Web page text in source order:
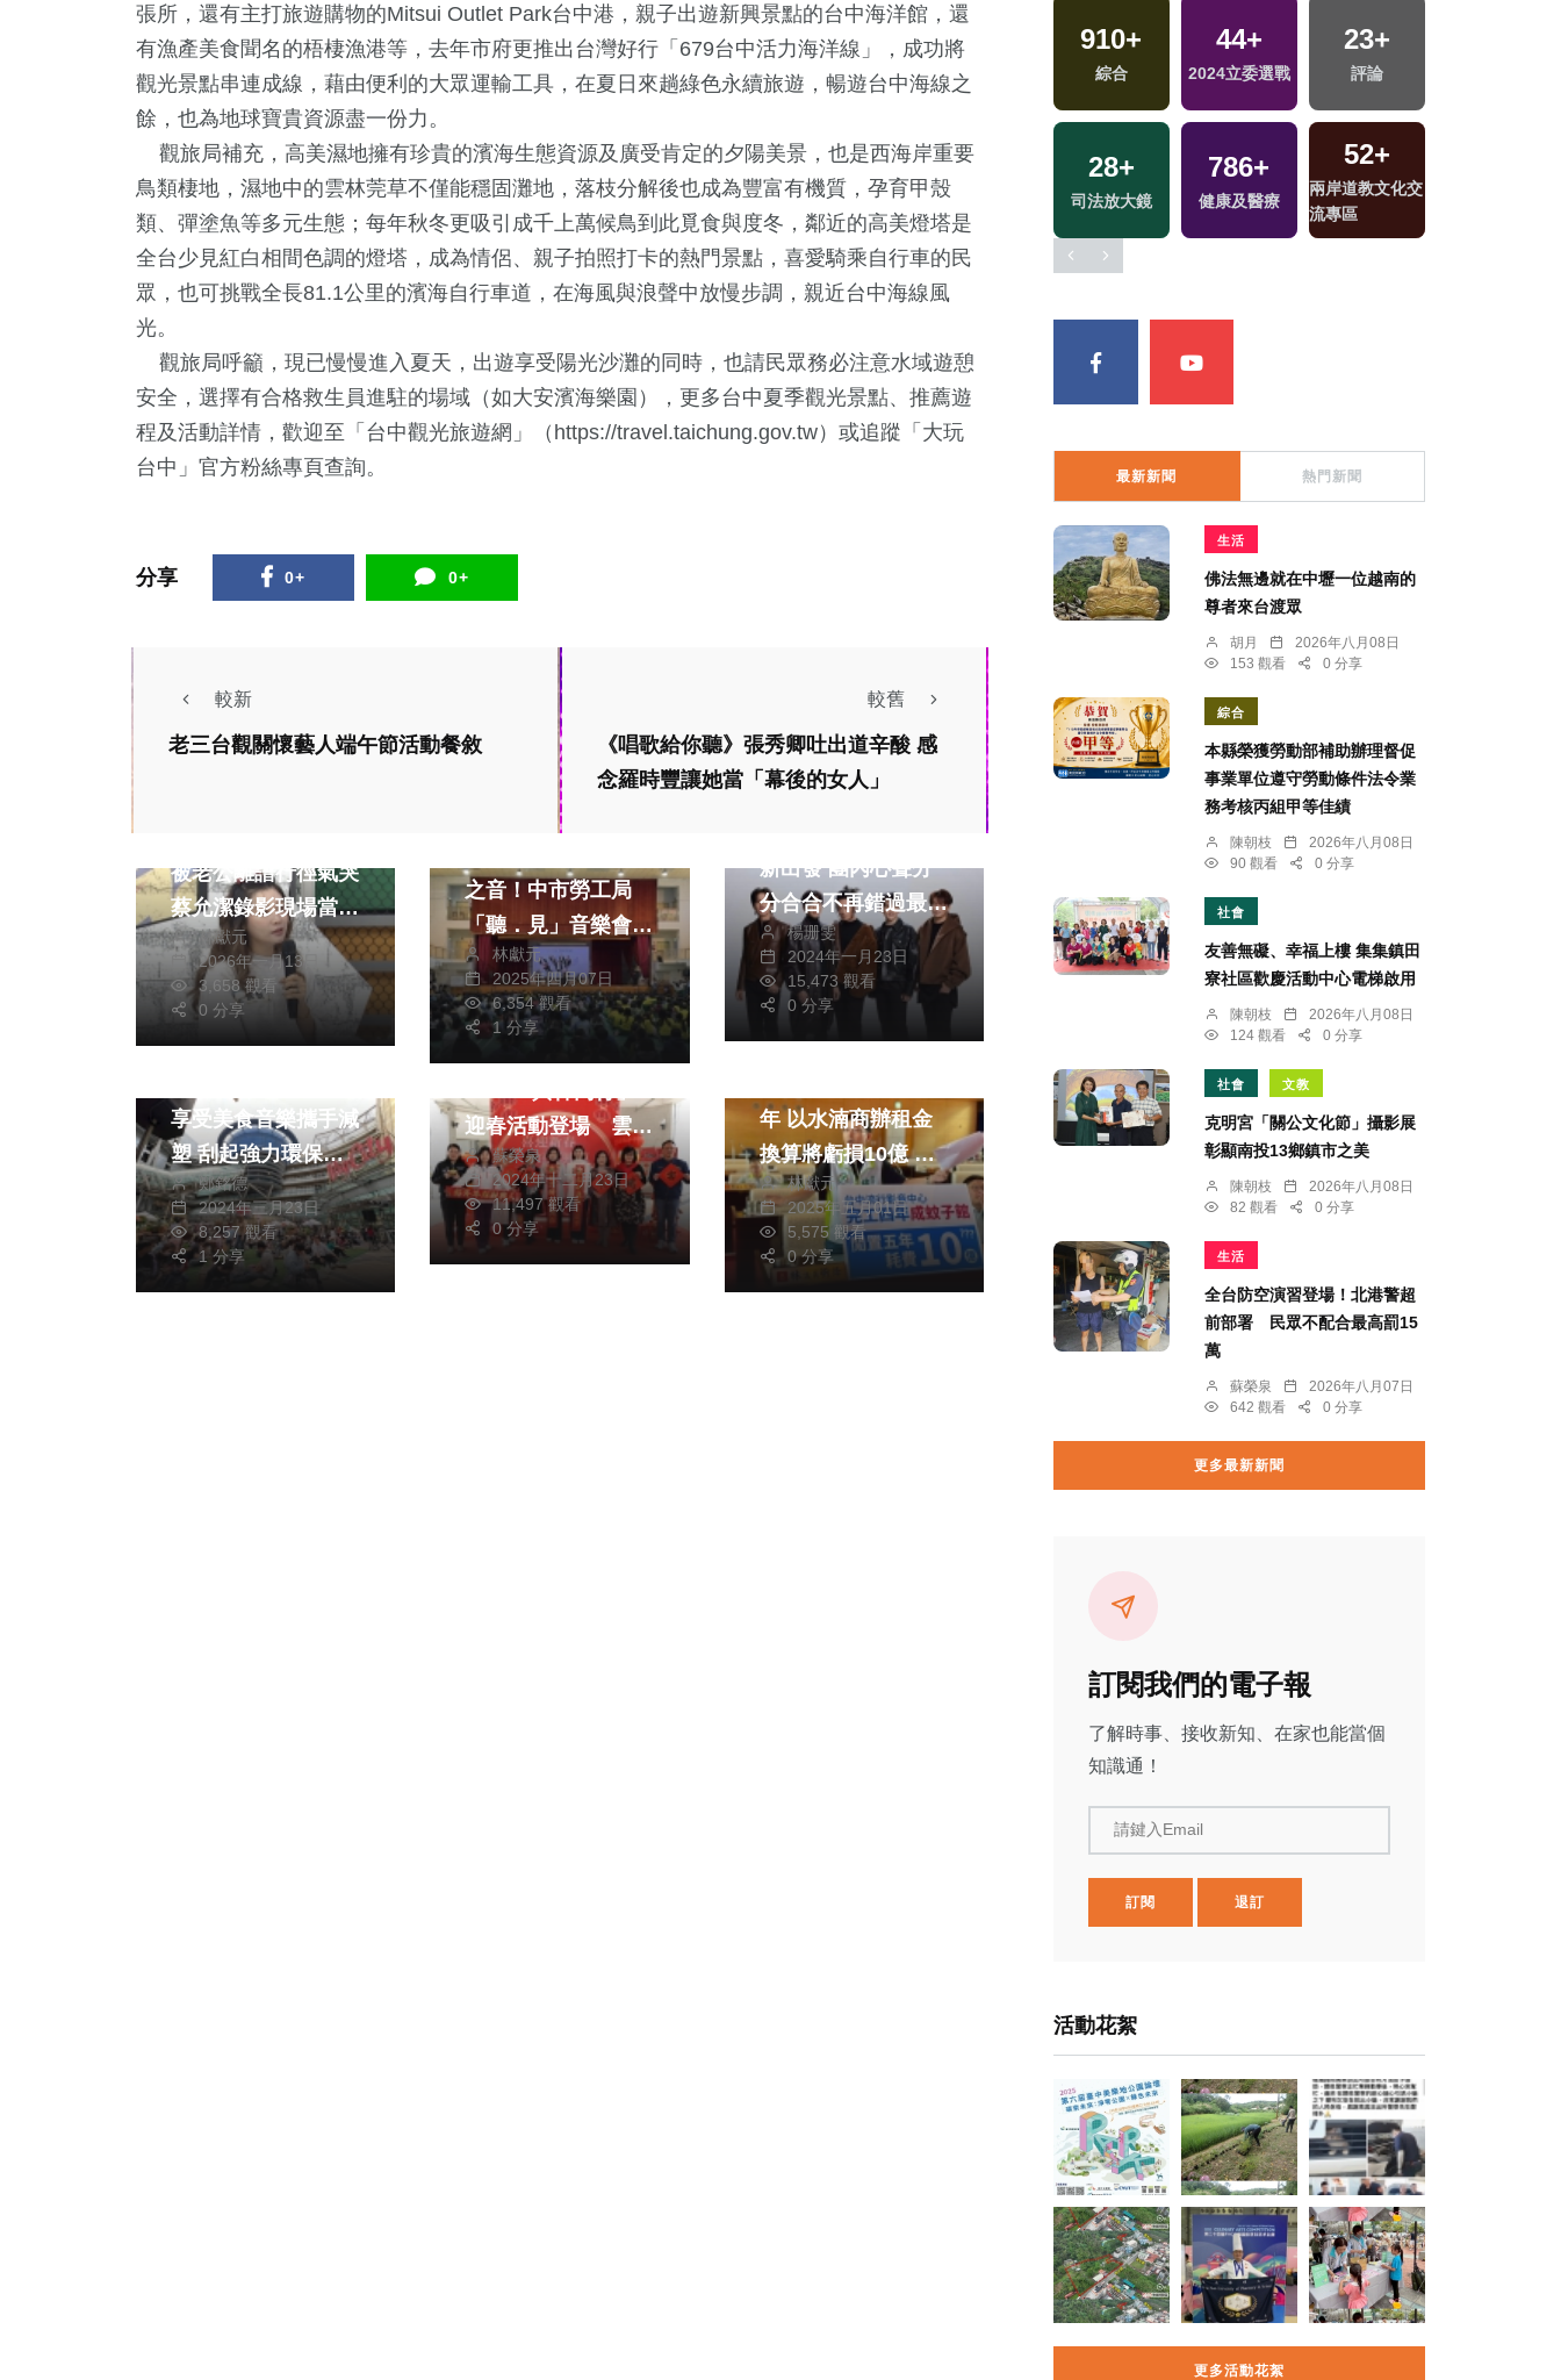
張所，還有主打旅遊購物的Mitsui Outlet Park台中港，親子出遊新興景點的台中海洋館，還
有漁產美食聞名的梧棲漁港等，去年市府更推出台灣好行「679台中活力海洋線」，成功將
觀光景點串連成線，藉由便利的大眾運輸工具，在夏日來趟綠色永續旅遊，暢遊台中海線之
餘，也為地球寶貴資源盡一份力。
觀旅局補充，高美濕地擁有珍貴的濱海生態資源及廣受肯定的夕陽美景，也是西海岸重要
鳥類棲地，濕地中的雲林莞草不僅能穩固灘地，落枝分解後也成為豐富有機質，孕育甲殼
類、彈塗魚等多元生態；每年秋冬更吸引成千上萬候鳥到此覓食與度冬，鄰近的高美燈塔是
全台少見紅白相間色調的燈塔，成為情侶、親子拍照打卡的熱門景點，喜愛騎乘自行車的民
眾，也可挑戰全長81.1公里的濱海自行車道，在海風與浪聲中放慢步調，親近台中海線風
光。
觀旅局呼籲，現已慢慢進入夏天，出遊享受陽光沙灘的同時，也請民眾務必注意水域遊憩
安全，選擇有合格救生員進駐的場域（如大安濱海樂園），更多台中夏季觀光景點、推薦遊
程及活動詳情，歡迎至「台中觀光旅遊網」（https://travel.taichung.gov.tw）或追蹤「大玩
台中」官方粉絲專頁查詢。
分享 0+ 0+
較新
老三台觀關懷藝人端午節活動餐敘
較舊
《唱歌給你聽》張秀卿吐出道辛酸 感
念羅時豐讓她當「幕後的女人」
被老公離譜行徑氣哭
蔡允潔錄影現場當眾
哽咽 老公躲廁所逃
避顧娃 王思佳一招
破解
林獻元
2026年一月13日
3,658 觀看
0 分享
財經及消費
之音！中市勞工局
「聽．見」音樂會前
進校園
林獻元
2025年四月07日
6,354 觀看
1 分享
熱門 生活
影視 綜合
新出發 團內心聲分
分合合不再錯過最對
的人楊珊雯
2024年一月23日
15,473 觀看
0 分享
財經及消費
美食
享受美食音樂攜手減
塑 刮起強力環保旋
風 鄭銘德
2024年三月23日
8,257 觀看
1 分享
生活 影視
旅遊 綜合
迎春活動登場 雲林
消費滿額500元抽百
萬豪禮
蘇榮泉
2024年十二月23日
11,497 觀看
0 分享
政治 影視
年 以水湳商辦租金
換算將虧損10億 民
進黨台中市議員林祈
烽批錯誤決策比貪污
可怕
林獻元
2025年五月01日
5,575 觀看
0 分享
572+
旅遊
20+
2024總統大選
+
政治
6+
兩岸佛教文化交
流專區
87+
影視
1+
2023金鐘獎
2153+
生活
3+
福建林公信俗文
化專區
928+
文教
687+
財經及消費
16
910+
綜合
44+
2024立委選戰
23+
評論
28+
司法放大鏡
786+
健康及醫療
52+
兩岸道教文化交
流專區
最新新聞 熱門新聞
生活
佛法無邊就在中壢一位越南的
尊者來台渡眾
胡月
2026年八月08日
153 觀看
0 分享
綜合
本縣榮獲勞動部補助辦理督促
事業單位遵守勞動條件法令業
務考核丙組甲等佳績
陳朝枝
2026年八月08日
90 觀看
0 分享
社會
友善無礙、幸福上樓 集集鎮田
寮社區歡慶活動中心電梯啟用
陳朝枝
2026年八月08日
124 觀看
0 分享
社會 文教
克明宮「關公文化節」攝影展
彰顯南投13鄉鎮市之美
陳朝枝
2026年八月08日
82 觀看
0 分享
生活
全台防空演習登場！北港警超
前部署 民眾不配合最高罰15
萬
蘇榮泉
2026年八月07日
642 觀看
0 分享
更多最新新聞
訂閱我們的電子報
了解時事、接收新知、在家也能當個
知識通！
請鍵入Email
訂閱 退訂
活動花絮
更多活動花絮